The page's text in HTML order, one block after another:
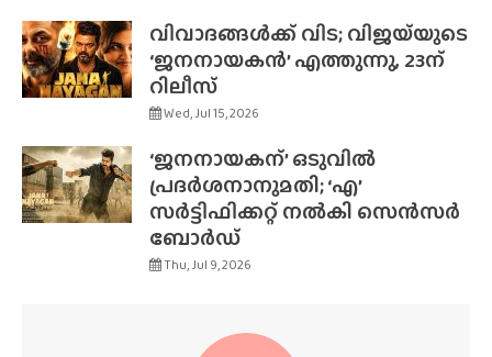
വിവാദങ്ങൾക്ക് വിട; വിജയ്‌യുടെ
‘ജനനായകൻ’ എത്തുന്നു, 23ന്
റിലീസ്
Wed, Jul 15, 2026
‘ജനനായകന്’ ഒടുവിൽ
പ്രദർശനാനുമതി; ‘എ’
സർട്ടിഫിക്കറ്റ് നൽകി സെൻസർ
ബോർഡ്
Thu, Jul 9, 2026